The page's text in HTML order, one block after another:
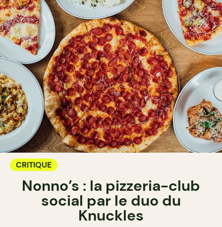
CRITIQUE
Nonno’s : la pizzeria-club
social par le duo du
Knuckles